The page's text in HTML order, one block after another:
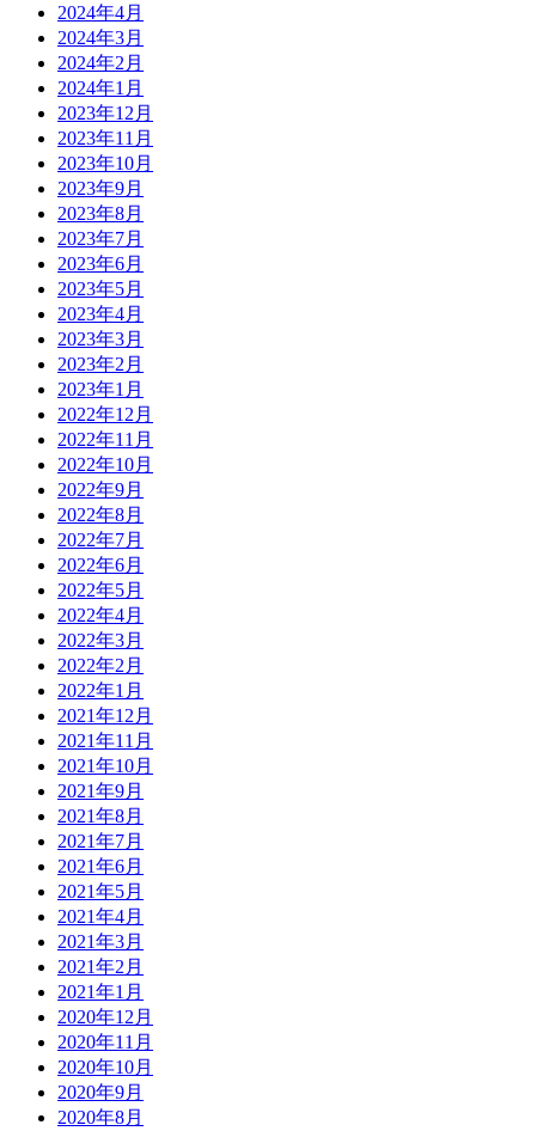
2024年4月
2024年3月
2024年2月
2024年1月
2023年12月
2023年11月
2023年10月
2023年9月
2023年8月
2023年7月
2023年6月
2023年5月
2023年4月
2023年3月
2023年2月
2023年1月
2022年12月
2022年11月
2022年10月
2022年9月
2022年8月
2022年7月
2022年6月
2022年5月
2022年4月
2022年3月
2022年2月
2022年1月
2021年12月
2021年11月
2021年10月
2021年9月
2021年8月
2021年7月
2021年6月
2021年5月
2021年4月
2021年3月
2021年2月
2021年1月
2020年12月
2020年11月
2020年10月
2020年9月
2020年8月